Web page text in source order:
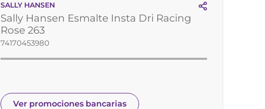
SALLY HANSEN
Sally Hansen Esmalte Insta Dri Racing
Rose 263
74170453980
Ver promociones bancarias